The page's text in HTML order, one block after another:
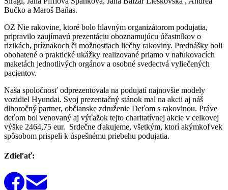
Bučko a Maroš Baňas.
OZ Nie rakovine, ktoré bolo hlavným organizátorom podujatia,
pripravilo zaujímavú prezentáciu oboznamujúcu účastníkov o
rizikách, príznakoch či možnostiach liečby rakoviny. Prednášky boli
obohatené o praktické ukážky realizované priamo v nafukovacích
maketách jednotlivých orgánov a osobné svedectvá vyliečených
pacientov.
Naša spoločnosť odprezentovala na podujatí najnovšie modely
vozidiel Hyundai. Svoj prezentačný stánok mal na akcii aj náš
dlhoročný partner, občianske združenie Deťom s rakovinou. Práve
deťom bol venovaný aj výťažok tejto charitatívnej akcie v celkovej
výške 2464,75 eur. Srdečne ďakujeme, všetkým, ktorí akýmkoľvek
spôsobom prispeli k úspešnému priebehu podujatia.
Zdieľať: